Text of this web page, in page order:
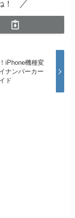
iPhone機種変
ナンバーカー
ド